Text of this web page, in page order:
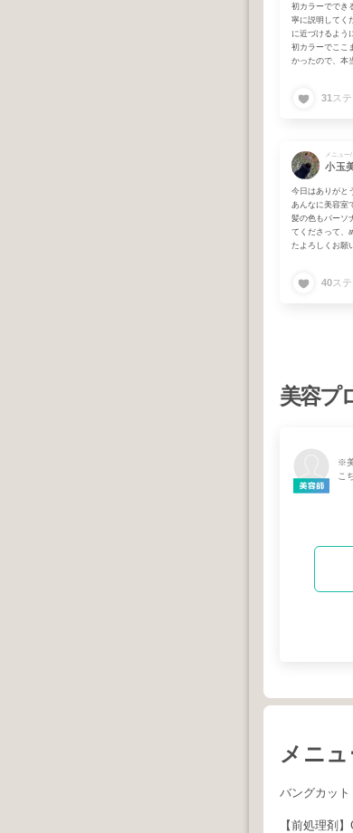
初カラーででき
寧に説明してく
に近づけるよう
初カラーでここ
かったので、本
31 ス
小玉
今日はありがと
あんなに美容室
髪の色もパーソ
てくださって、
たよろしくお願
40ス
美容プ
※
こ
メニ
バングカット
【前処理剤